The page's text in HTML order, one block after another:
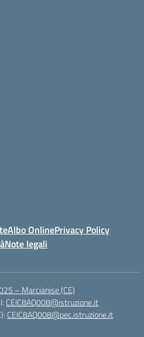
Albo OnlinePrivacy Policy
Note legali
– Marcianise (CE)
CEIC8AQ008@istruzione.it
CEIC8AQ008@pec.istruzione.it